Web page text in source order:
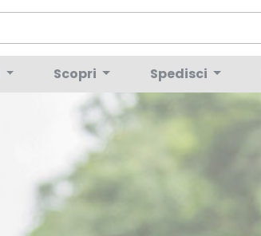
Scopri Spedisci